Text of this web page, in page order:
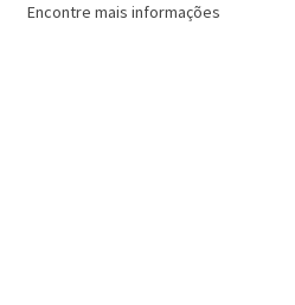
Encontre mais informações